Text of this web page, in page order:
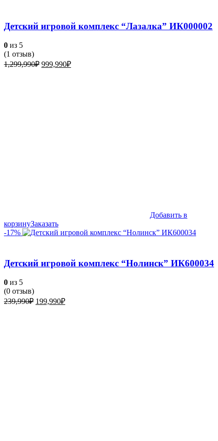
Детский игровой комплекс “Лазалка” ИК000002
0 из 5
(1 отзыв)
1,299,990₽ Первоначальная
999,990₽Текущая
Добавить в
корзинуЗаказать
-17%
Детский игровой комплекс “Нолинск” ИК600034
0 из 5
(0 отзыв)
239,990₽ Первоначальная
199,990₽Текущая